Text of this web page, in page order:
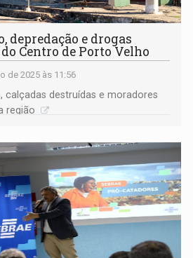
depredação e drogas
Centro de Porto Velho
de 2025 às 11:56
calçadas destruídas e moradores
região